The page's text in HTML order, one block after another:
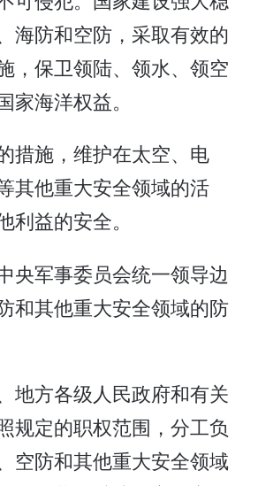
海防和空防，采取有效的
，保卫领陆、领水、领空
家海洋权益。
措施，维护在太空、电
其他重大安全领域的活
利益的安全。
军事委员会统一领导边
和其他重大安全领域的防
地方各级人民政府和有关
规定的职权范围，分工负
空防和其他重大安全领域